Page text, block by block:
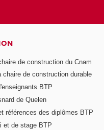
de construction du Cnam
chaire de construction durable
BTP
de Quelen
références des diplômes BTP
et de stage BTP